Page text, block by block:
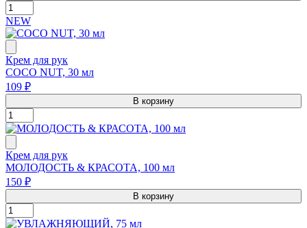
NEW
Крем для рук
COCO NUT, 30 мл
109 ₽
В корзину
Крем для рук
МОЛОДОСТЬ & КРАСОТА, 100 мл
150 ₽
В корзину